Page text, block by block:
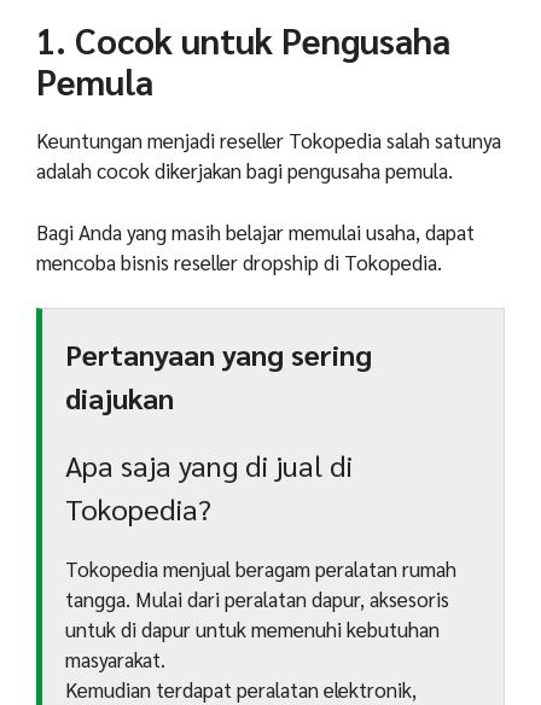
1. Cocok untuk Pengusaha
Pemula
Keuntungan menjadi reseller Tokopedia salah satunya
adalah cocok dikerjakan bagi pengusaha pemula.
Bagi Anda yang masih belajar memulai usaha, dapat
mencoba bisnis reseller dropship di Tokopedia.
Pertanyaan yang sering
diajukan
Apa saja yang di jual di
Tokopedia?
Tokopedia menjual beragam peralatan rumah
tangga. Mulai dari peralatan dapur, aksesoris
untuk di dapur untuk memenuhi kebutuhan
masyarakat.
Kemudian terdapat peralatan elektronik,